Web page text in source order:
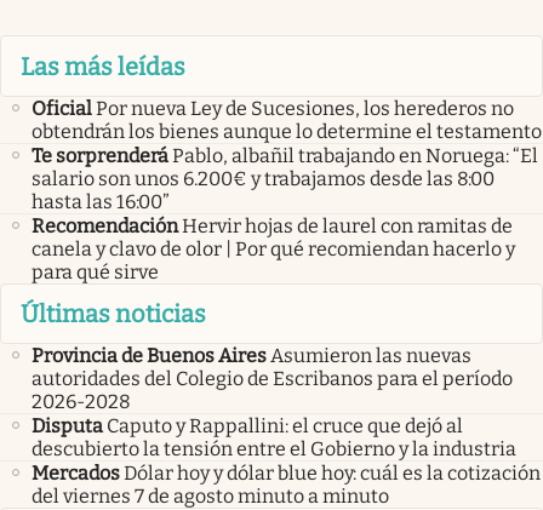
Las más leídas
OficialPor nueva Ley de Sucesiones, los herederos no
obtendrán los bienes aunque lo determine el testamento
Te sorprenderáPablo, albañil trabajando en Noruega: “El
salario son unos 6.200€ y trabajamos desde las 8:00
hasta las 16:00”
RecomendaciónHervir hojas de laurel con ramitas de
canela y clavo de olor | Por qué recomiendan hacerlo y
para qué sirve
Últimas noticias
Provincia de Buenos AiresAsumieron las nuevas
autoridades del Colegio de Escribanos para el período
2026-2028
Disputa Caputo y Rappallini: el cruce que dejó al
descubierto la tensión entre el Gobierno y la industria
MercadosDólar hoy y dólar blue hoy: cuál es la cotización
del viernes 7 de agosto minuto a minuto